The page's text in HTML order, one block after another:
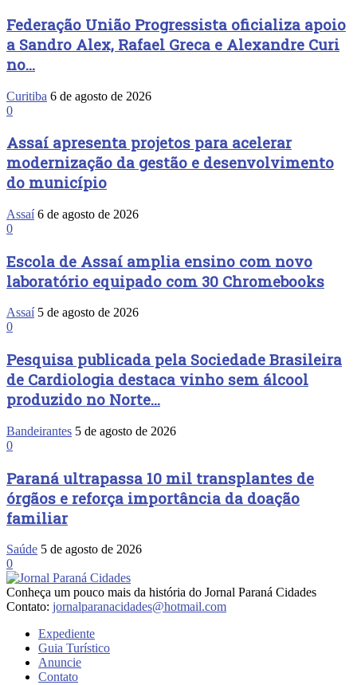
Federação União Progressista oficializa apoio
a Sandro Alex, Rafael Greca e Alexandre Curi
no...
Curitiba 6 de agosto de 2026
0
Assaí apresenta projetos para acelerar
modernização da gestão e desenvolvimento
do município
Assaí 6 de agosto de 2026
0
Escola de Assaí amplia ensino com novo
laboratório equipado com 30 Chromebooks
Assaí 5 de agosto de 2026
0
Pesquisa publicada pela Sociedade Brasileira
de Cardiologia destaca vinho sem álcool
produzido no Norte...
Bandeirantes 5 de agosto de 2026
0
Paraná ultrapassa 10 mil transplantes de
órgãos e reforça importância da doação
familiar
Saúde 5 de agosto de 2026
0
Conheça um pouco mais da história do Jornal Paraná Cidades
Contato: jornalparanacidades@hotmail.com
Expediente
Guia Turístico
Anuncie
Contato